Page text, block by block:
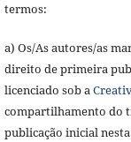
termos:
a) Os/As autores/as
direito de primeira
licenciado sob a
compartilhamento do
publicação inicial